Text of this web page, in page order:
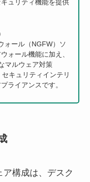
ュリティ機能を提供
ォール（NGFW）ソ
ォール機能に加え、
マルウェア対策
キュリティインテリ
ライアンスです。
構成は、デスク